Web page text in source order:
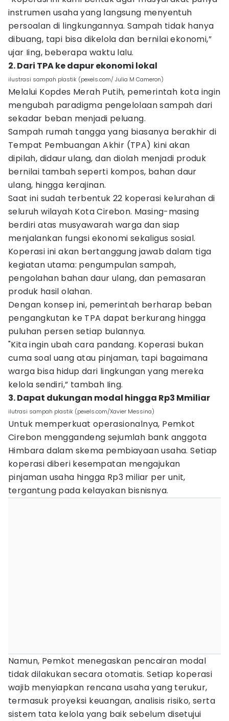
instrumen usaha yang langsung menyentuh
persoalan di lingkungannya. Sampah tidak hanya
dibuang, tapi bisa dikelola dan bernilai ekonomi,”
ujar Iing, beberapa waktu lalu.
2. Dari TPA ke dapur ekonomi lokal
ilustrasi sampah plastik (pexels.com/ Julia M Cameron)
Melalui Kopdes Merah Putih, pemerintah kota ingin
mengubah paradigma pengelolaan sampah dari
sekadar beban menjadi peluang.
Sampah rumah tangga yang biasanya berakhir di
Tempat Pembuangan Akhir (TPA) kini akan
dipilah, didaur ulang, dan diolah menjadi produk
bernilai tambah seperti kompos, bahan daur
ulang, hingga kerajinan.
Saat ini sudah terbentuk 22 koperasi kelurahan di
seluruh wilayah Kota Cirebon. Masing-masing
berdiri atas musyawarah warga dan siap
menjalankan fungsi ekonomi sekaligus sosial.
Koperasi ini akan bertanggung jawab dalam tiga
kegiatan utama: pengumpulan sampah,
pengolahan bahan daur ulang, dan pemasaran
produk hasil olahan.
Dengan konsep ini, pemerintah berharap beban
pengangkutan ke TPA dapat berkurang hingga
puluhan persen setiap bulannya.
"Kita ingin ubah cara pandang. Koperasi bukan
cuma soal uang atau pinjaman, tapi bagaimana
warga bisa hidup dari lingkungan yang mereka
kelola sendiri,” tambah Iing.
3. Dapat dukungan modal hingga Rp3 Mmiliar
ilutrasi sampah plastik (pexels.com/Xavier Messina)
Untuk memperkuat operasionalnya, Pemkot
Cirebon menggandeng sejumlah bank anggota
Himbara dalam skema pembiayaan usaha. Setiap
koperasi diberi kesempatan mengajukan
pinjaman usaha hingga Rp3 miliar per unit,
tergantung pada kelayakan bisnisnya.
Namun, Pemkot menegaskan pencairan modal
tidak dilakukan secara otomatis. Setiap koperasi
wajib menyiapkan rencana usaha yang terukur,
termasuk proyeksi keuangan, analisis risiko, serta
sistem tata kelola yang baik sebelum disetujui